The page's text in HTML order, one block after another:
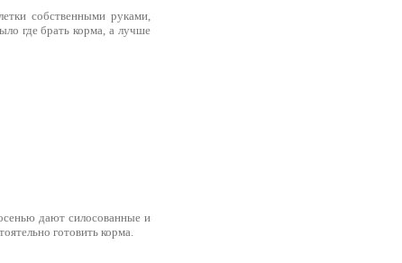
собственными руками,
где брать корма, а лучше
дают силосованные и
готовить корма.